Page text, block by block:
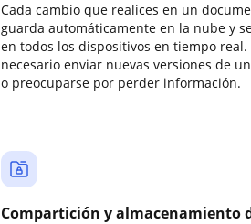
Cada cambio que realices en un
guarda automáticamente en la nube y
en todos los dispositivos en tiempo real.
necesario enviar nuevas versiones de
o preocuparse por perder información.
Compartición y almacenamiento